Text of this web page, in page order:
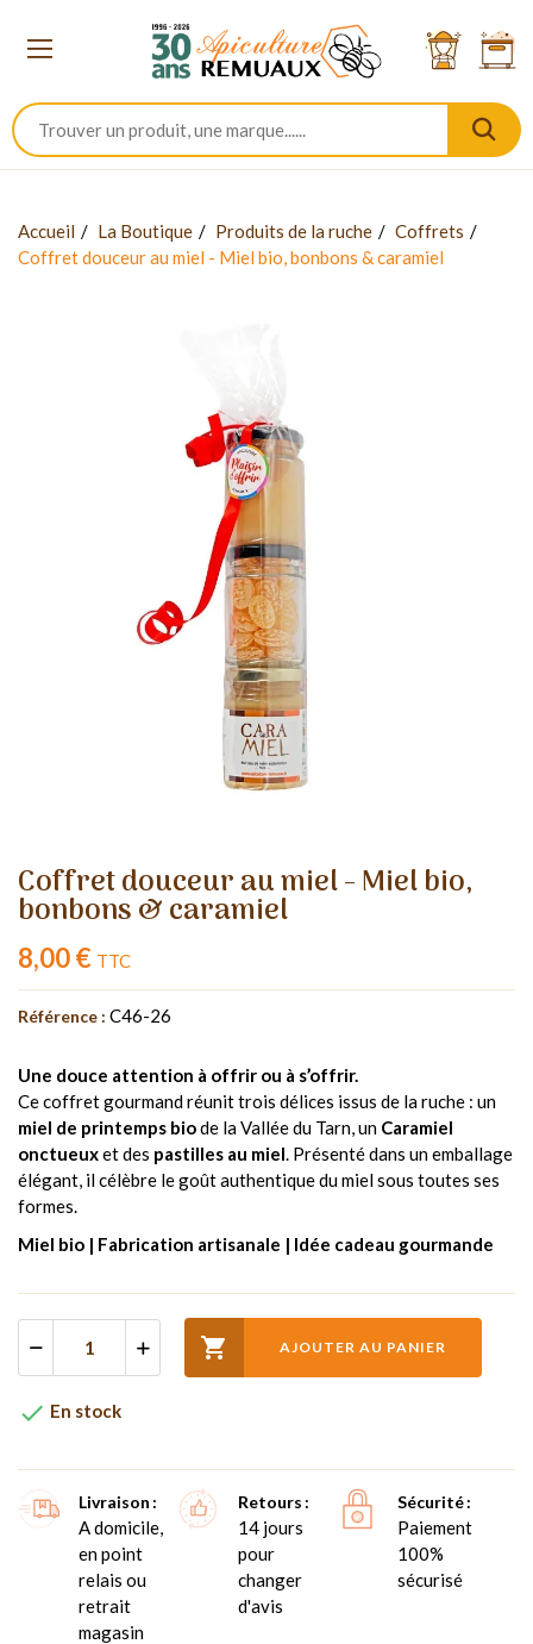
Accueil La Boutique Produits de la ruche
Coffrets
Coffret douceur au miel - Miel bio, bonbons & caramiel
Coffret douceur au miel - Miel bio,
bonbons & caramiel
8,00 € TTC
Référence : C46-26
Une douce attention à offrir ou à s’offrir.
Ce coffret gourmand réunit trois délices issus de la ruche : un
miel de printemps biode la Vallée du Tarn, un Caramiel
onctueuxet des pastilles au miel. Présenté dans un emballage
élégant, il célèbre le goût authentique du miel sous toutes ses
formes.
Miel bio | Fabrication artisanale | Idée cadeau gourmande
 AJOUTER AU PANIER
 En stock
Livraison
A domicile,
en point
relais ou
retrait
magasin
Retours
14 jours
pour
changer
d'avis
Sécurité
Paiement
100%
sécurisé